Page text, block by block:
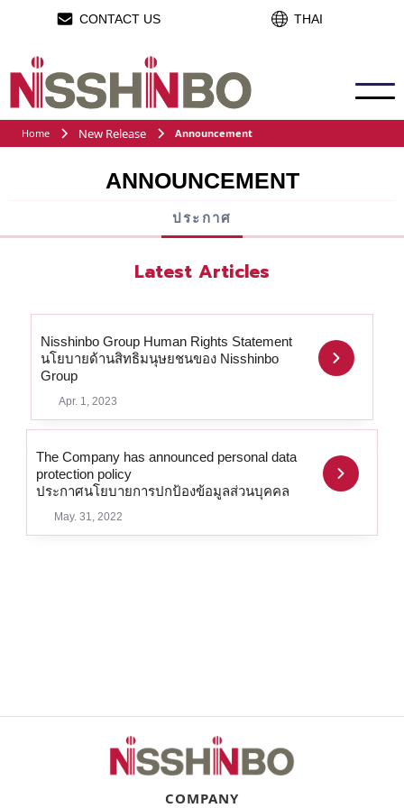
CONTACT US THAI
Home New Release Announcement
ANNOUNCEMENT
ประกาศ
Latest Articles
Nisshinbo Group Human Rights Statement
นโยบายด้านสิทธิมนุษยชนของ Nisshinbo
Group
Apr. 1, 2023
The Company has announced personal data
protection policy
ประกาศนโยบายการปกป้องข้อมูลส่วนบุคคล
May. 31, 2022
COMPANY